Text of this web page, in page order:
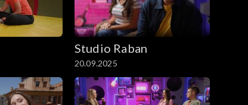
Studio Raban
20.09.2025